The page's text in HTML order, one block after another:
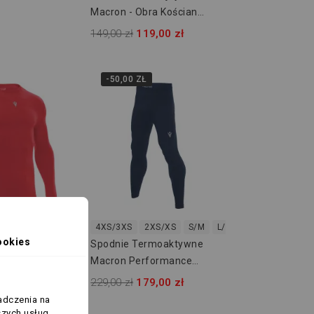
Macron - Obra Kościan
5937207
149,00 zł 119,00 zł
2XL/3XL
-50,00 ZŁ
4XS/3XS 2XS/XS S/M L/XL
Spodnie Termoaktywne
Macron Performance
916207
229,00 zł 179,00 zł
na